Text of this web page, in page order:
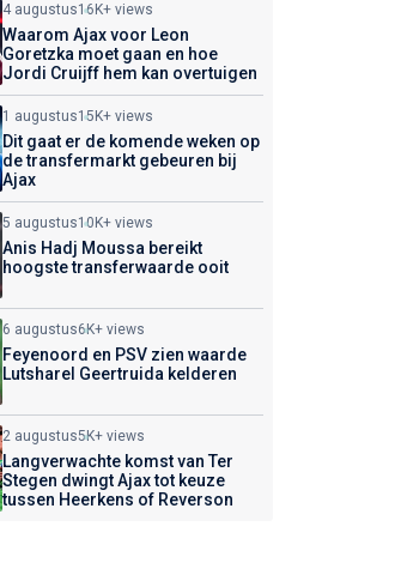
4 augustus16K+ views
Waarom Ajax voor Leon
Goretzka moet gaan en hoe
Jordi Cruijff hem kan overtuigen
1 augustus15K+ views
Dit gaat er de komende weken op
de transfermarkt gebeuren bij
Ajax
5 augustus10K+ views
Anis Hadj Moussa bereikt
hoogste transferwaarde ooit
6 augustus6K+ views
Feyenoord en PSV zien waarde
Lutsharel Geertruida kelderen
2 augustus5K+ views
Langverwachte komst van Ter
Stegen dwingt Ajax tot keuze
tussen Heerkens of Reverson